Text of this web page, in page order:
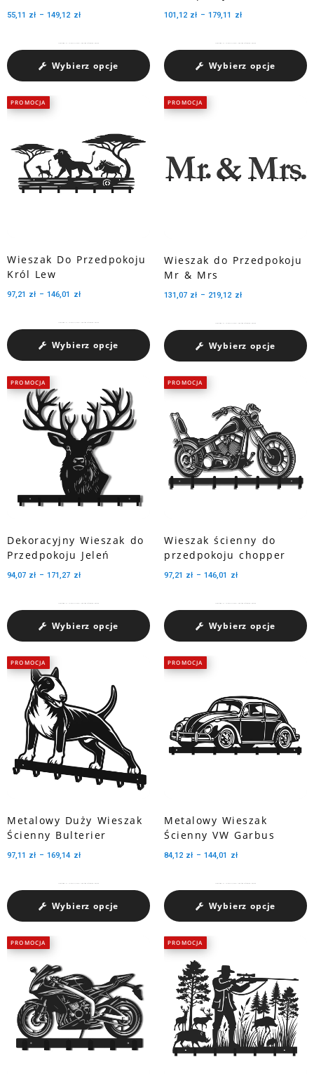
55,11 zł – 149,12 zł
Wybierz opcje
101,12 zł – 179,11 zł
Wybierz opcje
PROMOCJA
Wieszak Do Przedpokoju
Król Lew
97,21 zł – 146,01 zł
Wybierz opcje
PROMOCJA
Wieszak do Przedpokoju
Mr & Mrs
131,07 zł – 219,12 zł
Wybierz opcje
PROMOCJA
Dekoracyjny Wieszak do
Przedpokoju Jeleń
94,07 zł – 171,27 zł
Wybierz opcje
PROMOCJA
Wieszak ścienny do
przedpokoju chopper
97,21 zł – 146,01 zł
Wybierz opcje
PROMOCJA
Metalowy Duży Wieszak
Ścienny Bulterier
97,11 zł – 169,14 zł
Wybierz opcje
PROMOCJA
Metalowy Wieszak
Ścienny VW Garbus
84,12 zł – 144,01 zł
Wybierz opcje
PROMOCJA PROMOCJA